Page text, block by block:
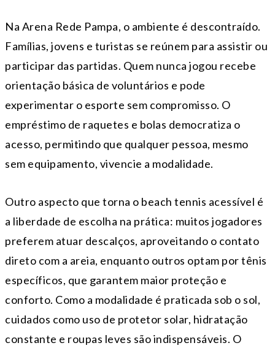
Na Arena Rede Pampa, o ambiente é descontraído.
Famílias, jovens e turistas se reúnem para assistir ou
participar das partidas. Quem nunca jogou recebe
orientação básica de voluntários e pode
experimentar o esporte sem compromisso. O
empréstimo de raquetes e bolas democratiza o
acesso, permitindo que qualquer pessoa, mesmo
sem equipamento, vivencie a modalidade.
Outro aspecto que torna o beach tennis acessível é
a liberdade de escolha na prática: muitos jogadores
preferem atuar descalços, aproveitando o contato
direto com a areia, enquanto outros optam por tênis
específicos, que garantem maior proteção e
conforto. Como a modalidade é praticada sob o sol,
cuidados como uso de protetor solar, hidratação
constante e roupas leves são indispensáveis. O